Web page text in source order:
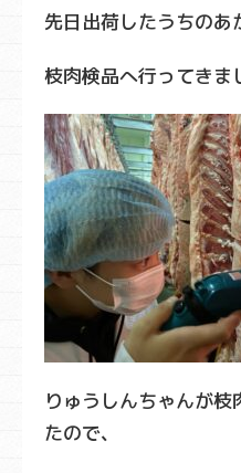
先日出荷したうちのあ
枝肉検品へ行ってきま
りゅうしんちゃんが枝
たので、